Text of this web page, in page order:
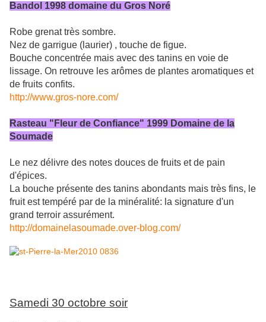
Bandol 1998 domaine du Gros Noré
Robe grenat très sombre.
Nez de garrigue (laurier) , touche de figue.
Bouche concentrée mais avec des tanins en voie de
lissage. On retrouve les arômes de plantes aromatiques et
de fruits confits.
http://www.gros-nore.com/
Rasteau "Fleur de Confiance" 1999 Domaine de la
Soumade
Le nez délivre des notes douces de fruits et de pain
d'épices.
La bouche présente des tanins abondants mais très fins, le
fruit est tempéré par de la minéralité: la signature d'un
grand terroir assurément.
http://domainelasoumade.over-blog.com/
Samedi 30 octobre soir